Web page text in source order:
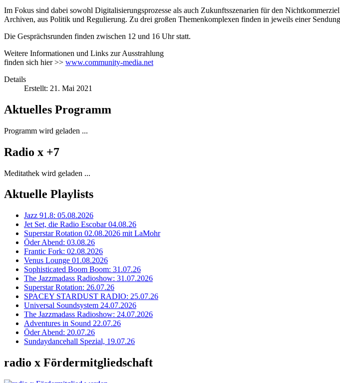
Im Fokus sind dabei sowohl Digitalisierungsprozesse als auch Zukunftsszenarien für den
Archiven, aus Politik und Regulierung. Zu drei großen Themenkomplexen finden in jeweils einer
Die Gesprächsrunden finden zwischen 12 und 16 Uhr statt.
Weitere Informationen und Links zur Ausstrahlung
finden sich hier >> www.community-media.net
Details
Erstellt: 21. Mai 2021
Aktuelles Programm
Programm wird geladen ...
Radio x +7
Meditathek wird geladen ...
Aktuelle Playlists
Jazz 91.8: 05.08.2026
Jet Set, die Radio Escobar 04.08.26
Superstar Rotation 02.08.2026 mit LaMohr
Öder Abend: 03.08.26
Frantic Fork: 02.08.2026
Venus Lounge 01.08.2026
Sophisticated Boom Boom: 31.07.26
The Jazzmadass Radioshow: 31.07.2026
Superstar Rotation: 26.07.26
SPACEY STARDUST RADIO: 25.07.26
Universal Soundsystem 24.07.2026
The Jazzmadass Radioshow: 24.07.2026
Adventures in Sound 22.07.26
Öder Abend: 20.07.26
Sundaydancehall Spezial, 19.07.26
radio x Fördermitgliedschaft